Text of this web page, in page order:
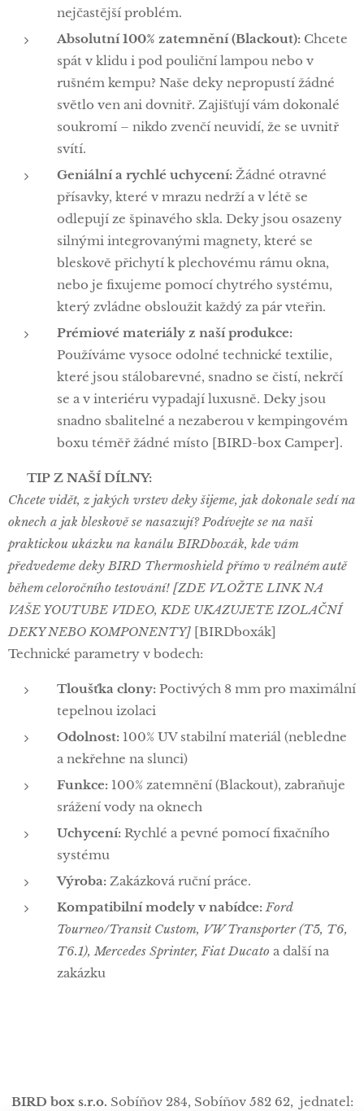
nejčastější problém.
Absolutní 100% zatemnění (Blackout): Chcete
spát v klidu i pod pouliční lampou nebo v
rušném kempu? Naše deky nepropustí žádné
světlo ven ani dovnitř. Zajišťují vám dokonalé
soukromí – nikdo zvenčí neuvidí, že se uvnitř
svítí.
Geniální a rychlé uchycení: Žádné otravné
přísavky, které v mrazu nedrží a v létě se
odlepují ze špinavého skla. Deky jsou osazeny
silnými integrovanými magnety, které se
bleskově přichytí k plechovému rámu okna,
nebo je fixujeme pomocí chytrého systému,
který zvládne obsloužit každý za pár vteřin.
Prémiové materiály z naší produkce:
Používáme vysoce odolné technické textilie,
které jsou stálobarevné, snadno se čistí, nekrčí
se a v interiéru vypadají luxusně. Deky jsou
snadno sbalitelné a nezaberou v kempingovém
boxu téměř žádné místo [BIRD-box Camper].
🛠️ TIP Z NAŠÍ DÍLNY:
Chcete vidět, z jakých vrstev deky šijeme, jak dokonale sedí na
oknech a jak bleskově se nasazují? Podívejte se na naši
praktickou ukázku na kanálu BIRDboxák, kde vám
předvedeme deky BIRD Thermoshield přímo v reálném autě
během celoročního testování! [ZDE VLOŽTE LINK NA
VAŠE YOUTUBE VIDEO, KDE UKAZUJETE IZOLAČNÍ
DEKY NEBO KOMPONENTY] [BIRDboxák]📦
Technické parametry v bodech:
Tloušťka clony: Poctivých 8 mm pro maximální
tepelnou izolaci
Odolnost: 100% UV stabilní materiál (nebledne
a nekřehne na slunci)
Funkce: 100% zatemnění (Blackout), zabraňuje
srážení vody na oknech
Uchycení: Rychlé a pevné pomocí fixačního
systému
Výroba: Zakázková ruční práce.
Kompatibilní modely v nabídce: Ford
Tourneo/Transit Custom, VW Transporter (T5, T6,
T6.1), Mercedes Sprinter, Fiat Ducato a další na
zakázku
BIRD box s.r.o. Sobíňov 284, Sobíňov582 62, jednatel: